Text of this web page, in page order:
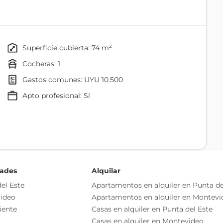
superficie cubierta: 74 m²
cocheras: 1
gastos comunes: UYU 10.500
apto profesional: Sí
Sala De Reuniones
Este
Alquilar
Apartamentos en alquiler en Punta
Apartamentos en alquiler en
Casas en alquiler en Punta del Este
Casas en alquiler en Montevideo